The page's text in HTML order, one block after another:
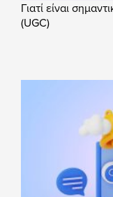
Γιατί είναι
(UGC)